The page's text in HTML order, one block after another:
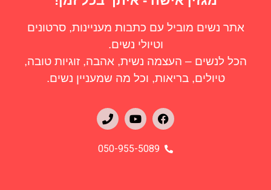
אתר נשים מוביל עם כתבות מעניינות, סרטונים
וטיולי נשים.
הכל לנשים – העצמה נשית, אהבה, זוגיות טובה,
טיולים, בריאות, וכל מה שמעניין נשים.
050-955-5089